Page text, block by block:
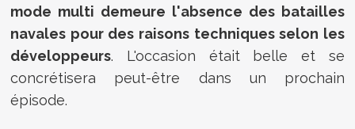
mode multi demeure l'absence des batailles
navales pour des raisons techniques selon les
développeurs. L'occasion était belle et se
concrétisera peut-être dans un prochain
épisode.